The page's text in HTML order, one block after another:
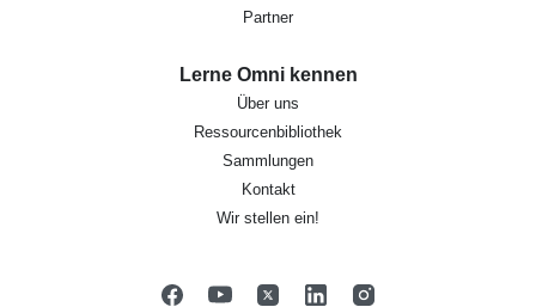
Partner
Lerne Omni kennen
Über uns
Ressourcenbibliothek
Sammlungen
Kontakt
Wir stellen ein!